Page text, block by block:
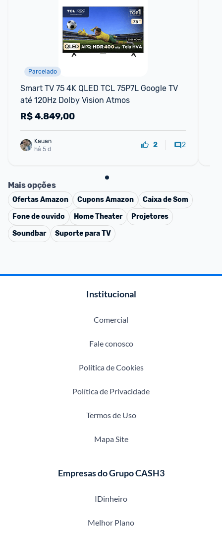
Parcelado
Smart TV 75 4K QLED TCL 75P7L Google TV
até 120Hz Dolby Vision Atmos
R$4.849,00
Kauan
há 5 d
2 2
Mais opções
OfertasAmazon CuponsAmazon
Caixa de Som
Fone de ouvido
Home Theater
Projetores
Soundbar
Suporte para TV
Institucional
Comercial
Fale conosco
Política de Cookies
Política de Privacidade
Termos de Uso
Mapa Site
Empresas do Grupo CASH3
IDinheiro
Melhor Plano